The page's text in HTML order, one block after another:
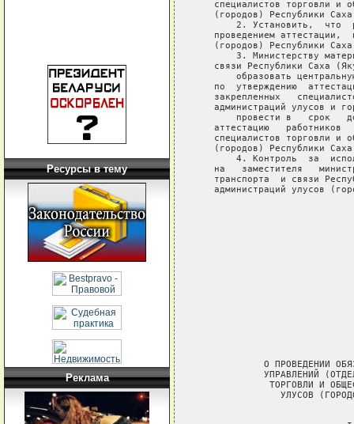
Ресурсы в тему
Реклама